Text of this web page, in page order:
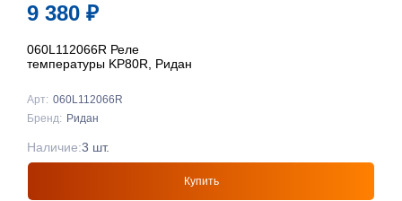
9 380 ₽
060L112066R Реле
температуры KP80R, Ридан
Арт: 060L112066R
Бренд: Ридан
Купить
Наличие:3 шт.